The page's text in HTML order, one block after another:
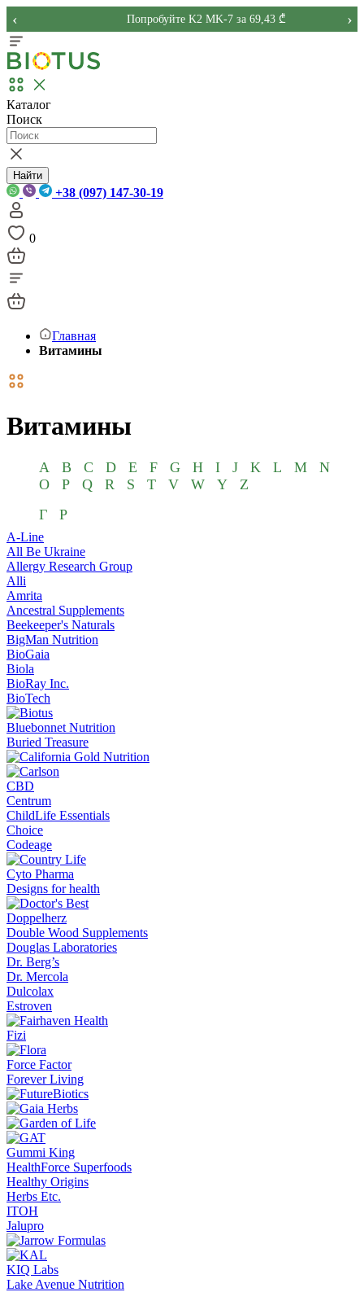
Попробуйте K2 MK-7 за 69,43 ₾
‹ ›
Каталог
Поиск
Найти
+38 (097) 147-30-19
0
Главная
Витамины
Витамины
A B C D E F G H I J K L M
N
O
P Q R S T V W Y
Z
Г
Р
A-Line
All Be Ukraine
Allergy Research Group
Alli
Amrita
Ancestral Supplements
Beekeeper's Naturals
BigMan Nutrition
BioGaia
Biola
BioRay Inc.
BioTech
Bluebonnet Nutrition
Buried Treasure
CBD
Centrum
ChildLife Essentials
Choice
Codeage
Cyto Pharma
Designs for health
Doppelherz
Double Wood Supplements
Douglas Laboratories
Dr. Berg’s
Dr. Mercola
Dulcolax
Estroven
Fizi
Force Factor
Forever Living
Gummi King
HealthForce Superfoods
Healthy Origins
Herbs Etc.
ITOH
Jalupro
KIQ Labs
Lake Avenue Nutrition